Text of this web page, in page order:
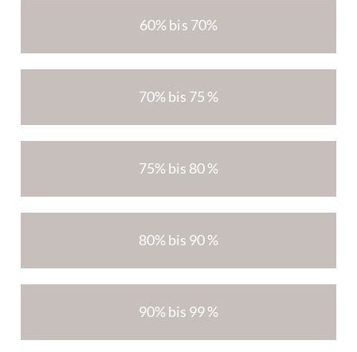
60% bis 70%
70% bis 75 %
75% bis 80 %
80% bis 90 %
90% bis 99 %